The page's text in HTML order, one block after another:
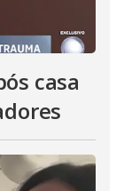
casa